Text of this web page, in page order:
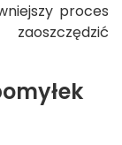
proces